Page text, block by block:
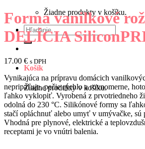
Žiadne produkty v košíku.
Hľadať:
Košík
Žiadne produkty v košíku.
Forma vanilkové
DELÍCIA
17.00 € s DPH
Vynikajúca na prípravu domácich
nepripaľuje, pečie rýchlo a rovnomerne,
ľahko vyklopiť. Vyrobená z prvotriedneho
odolná do 230 °C. Silikónové formy sa
stačí opláchnuť alebo umyť v umývačke, sú
Vhodná pre plynové, elektrické a
receptami je vo vnútri balenia.